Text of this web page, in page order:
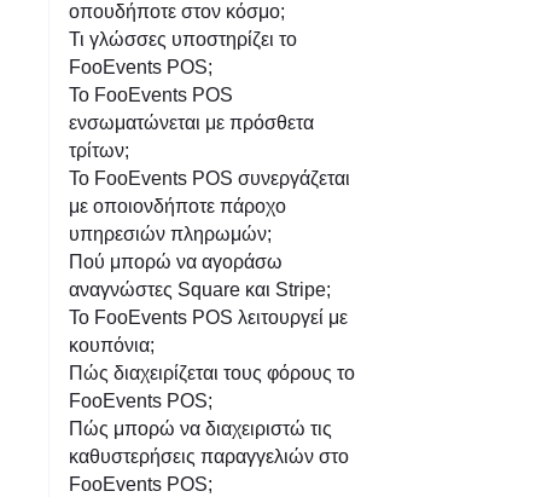
οπουδήποτε στον κόσμο;
Τι γλώσσες υποστηρίζει το
FooEvents POS;
Το FooEvents POS
ενσωματώνεται με πρόσθετα
τρίτων;
Το FooEvents POS συνεργάζεται
με οποιονδήποτε πάροχο
υπηρεσιών πληρωμών;
Πού μπορώ να αγοράσω
αναγνώστες Square και Stripe;
Το FooEvents POS λειτουργεί με
κουπόνια;
Πώς διαχειρίζεται τους φόρους το
FooEvents POS;
Πώς μπορώ να διαχειριστώ τις
καθυστερήσεις παραγγελιών στο
FooEvents POS;